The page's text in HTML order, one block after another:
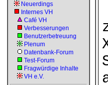
Neuerdings
Internes VH
Café VH
Verbesserungen
Benutzerbetreuung
Plenum
Datenbank-Forum
Test-Forum
Fragwürdige Inhalte
VH e.V.